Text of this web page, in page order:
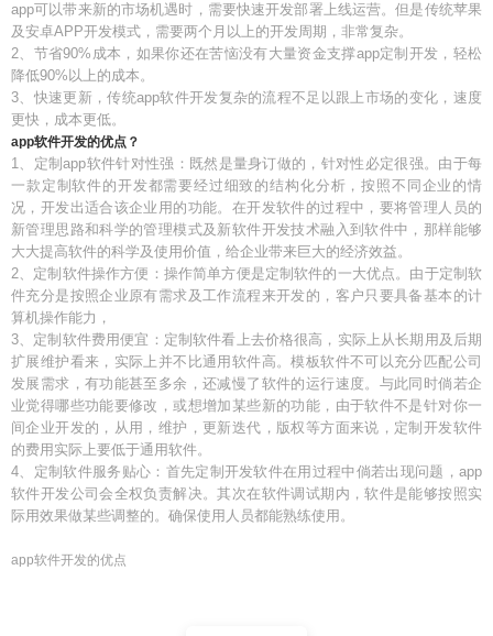
app可以带来新的市场机遇时，需要快速开发部署上线运营。但是传统苹果
及安卓APP开发模式，需要两个月以上的开发周期，非常复杂。
2、节省90%成本，如果你还在苦恼没有大量资金支撑app定制开发，轻松
降低90%以上的成本。
3、快速更新，传统app软件开发复杂的流程不足以跟上市场的变化，速度
更快，成本更低。
app软件开发的优点？
1、定制app软件针对性强：既然是量身订做的，针对性必定很强。由于每
一款定制软件的开发都需要经过细致的结构化分析，按照不同企业的情
况，开发出适合该企业用的功能。在开发软件的过程中，要将管理人员的
新管理思路和科学的管理模式及新软件开发技术融入到软件中，那样能够
大大提高软件的科学及使用价值，给企业带来巨大的经济效益。
2、定制软件操作方便：操作简单方便是定制软件的一大优点。由于定制软
件充分是按照企业原有需求及工作流程来开发的，客户只要具备基本的计
算机操作能力，
3、定制软件费用便宜：定制软件看上去价格很高，实际上从长期用及后期
扩展维护看来，实际上并不比通用软件高。模板软件不可以充分匹配公司
发展需求，有功能甚至多余，还减慢了软件的运行速度。与此同时倘若企
业觉得哪些功能要修改，或想增加某些新的功能，由于软件不是针对你一
间企业开发的，从用，维护，更新迭代，版权等方面来说，定制开发软件
的费用实际上要低于通用软件。
4、定制软件服务贴心：首先定制开发软件在用过程中倘若出现问题，app
软件开发公司会全权负责解决。其次在软件调试期内，软件是能够按照实
际用效果做某些调整的。确保使用人员都能熟练使用。
app软件开发的优点